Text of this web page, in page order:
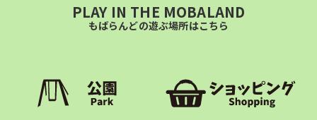
PLAY IN THE MOBALAND
もばらんどの遊ぶ場所はこちら